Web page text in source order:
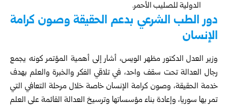
الدولية للصليب الأحمر.
دور الطب الشرعي بدعم الحقيقة وصون كرامة
الإنسان
وزير العدل الدكتور مظهر الويس، أشار إلى أهمية المؤتمر كونه يجمع
رجال العدالة تحت سقف واحد، في تلاقي الفكر والخبرة والعلم بهدف
خدمة الحقيقة، وصون كرامة الإنسان خاصة خلال مرحلة التعافي التي
تمر بها سوريا، وإعادة بناء مؤسساتها وترسيخ العدالة القائمة على العلم